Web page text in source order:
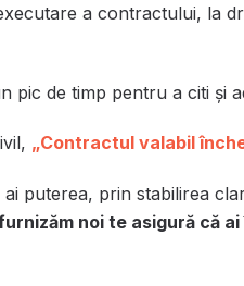
a contractului, la
pic de timp pentru a citi și
„Contractul valabil
puterea, prin stabilirea
noi te asigură că